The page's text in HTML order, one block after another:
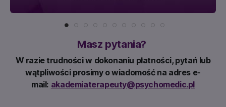
Masz pytania?
W razie trudności w dokonaniu płatności, pytań lub
wątpliwości prosimy o wiadomość na adres e-
mail: akademiaterapeuty@psychomedic.pl